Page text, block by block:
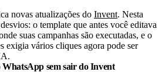
novas atualizações do Invent. Nesta
o template que antes você editava
suas campanhas são executadas, e o
exigia vários cliques agora pode ser
WhatsApp sem sair do Invent